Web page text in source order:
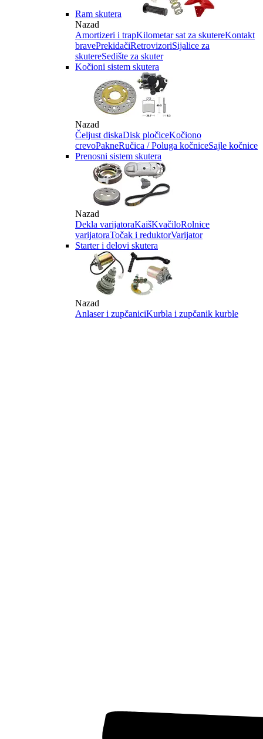
Ram skutera
Nazad
Amortizeri i trapKilometar sat za skutereKontakt
bravePrekidačiRetrovizoriSijalice za
skutereSedište za skuter
Kočioni sistem skutera
Nazad
Čeljust diskaDisk pločiceKočiono
crevoPakneRučica / Poluga kočniceSajle kočnice
Prenosni sistem skutera
Nazad
Dekla varijatoraKaišKvačiloRolnice
varijatoraTočak i reduktorVarijator
Starter i delovi skutera
Nazad
Anlaser i zupčaniciKurbla i zupčanik kurble